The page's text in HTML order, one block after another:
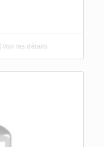
Voir les détails